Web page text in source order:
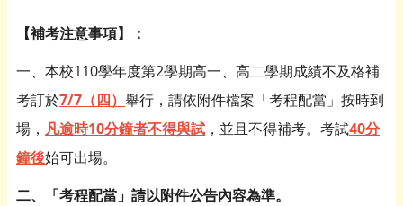
【補考注意事項】：
一、本校110學年度第2學期高一、高二學期成績不及格補
考訂於7/7 （四） 舉行，請依附件檔案「考程配當」按時到
場， 凡逾時10分鐘者不得與試 ，並且不得補考。考試40分
鐘後始可出場。
二、「考程配當」請以附件公告內容為準。